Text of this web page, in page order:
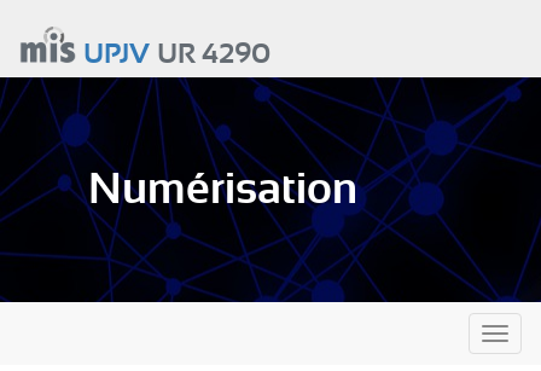
contenu
principal
UPJVUR 4290
Numérisation